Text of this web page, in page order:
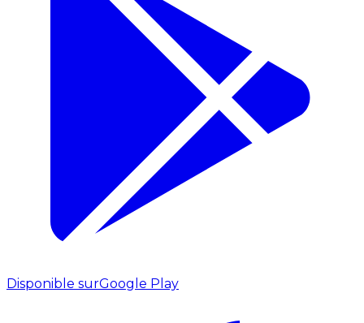
Disponible surGoogle Play